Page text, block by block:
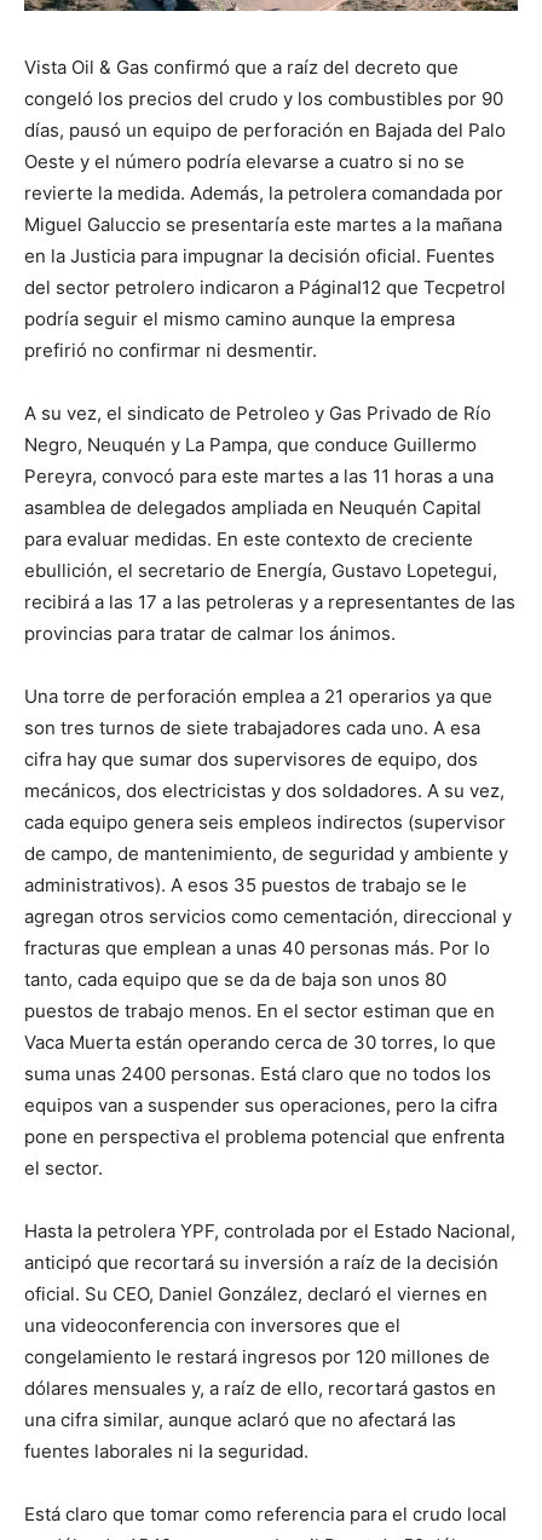
Vista Oil & Gas confirmó que a raíz del decreto que
congeló los precios del crudo y los combustibles por 90
días, pausó un equipo de perforación en Bajada del Palo
Oeste y el número podría elevarse a cuatro si no se
revierte la medida. Además, la petrolera comandada por
Miguel Galuccio se presentaría este martes a la mañana
en la Justicia para impugnar la decisión oficial. Fuentes
del sector petrolero indicaron a PáginaI12 que Tecpetrol
podría seguir el mismo camino aunque la empresa
prefirió no confirmar ni desmentir.
A su vez, el sindicato de Petroleo y Gas Privado de Río
Negro, Neuquén y La Pampa, que conduce Guillermo
Pereyra, convocó para este martes a las 11 horas a una
asamblea de delegados ampliada en Neuquén Capital
para evaluar medidas. En este contexto de creciente
ebullición, el secretario de Energía, Gustavo Lopetegui,
recibirá a las 17 a las petroleras y a representantes de las
provincias para tratar de calmar los ánimos.
Una torre de perforación emplea a 21 operarios ya que
son tres turnos de siete trabajadores cada uno. A esa
cifra hay que sumar dos supervisores de equipo, dos
mecánicos, dos electricistas y dos soldadores. A su vez,
cada equipo genera seis empleos indirectos (supervisor
de campo, de mantenimiento, de seguridad y ambiente y
administrativos). A esos 35 puestos de trabajo se le
agregan otros servicios como cementación, direccional y
fracturas que emplean a unas 40 personas más. Por lo
tanto, cada equipo que se da de baja son unos 80
puestos de trabajo menos. En el sector estiman que en
Vaca Muerta están operando cerca de 30 torres, lo que
suma unas 2400 personas. Está claro que no todos los
equipos van a suspender sus operaciones, pero la cifra
pone en perspectiva el problema potencial que enfrenta
el sector.
Hasta la petrolera YPF, controlada por el Estado Nacional,
anticipó que recortará su inversión a raíz de la decisión
oficial. Su CEO, Daniel González, declaró el viernes en
una videoconferencia con inversores que el
congelamiento le restará ingresos por 120 millones de
dólares mensuales y, a raíz de ello, recortará gastos en
una cifra similar, aunque aclaró que no afectará las
fuentes laborales ni la seguridad.
Está claro que tomar como referencia para el crudo local